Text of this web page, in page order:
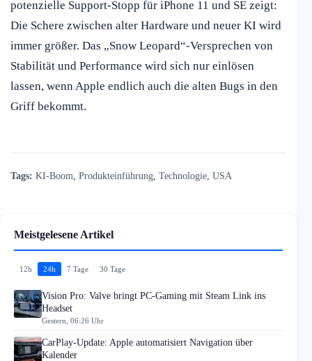
potenzielle Support-Stopp für iPhone 11 und SE zeigt:
Die Schere zwischen alter Hardware und neuer KI wird
immer größer. Das „Snow Leopard“-Versprechen von
Stabilität und Performance wird sich nur einlösen
lassen, wenn Apple endlich auch die alten Bugs in den
Griff bekommt.
Tags: KI-Boom Produkteinführung Technologie USA
Meistgelesene Artikel
12h 24h 7 Tage 30 Tage
Vision Pro: Valve bringt PC-Gaming mit Steam Link ins
Headset
Gestern, 06:26 Uhr
CarPlay-Update: Apple automatisiert Navigation über
Kalender